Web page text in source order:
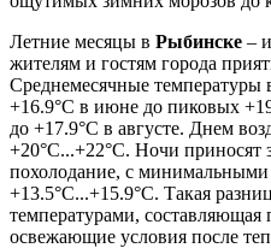
Летние месяцы в Рыбинске –
жителям и гостям города
Среднемесячные температуры
+16.9°C в июне до пиковых
до +17.9°C в августе. Днем
+20°C...+22°C. Ночи приносят
похолодание, с минимальными
+13.5°C...+15.9°C. Такая
температурами, составляющая
освежающие условия после